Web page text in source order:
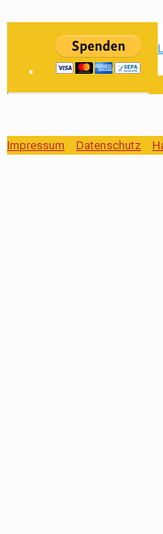
Impressum Datenschutz